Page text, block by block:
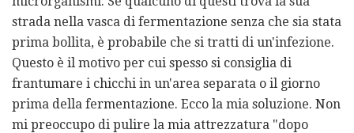
strada nella vasca di fermentazione senza che sia stata
prima bollita, è probabile che si tratti di un'infezione.
Questo è il motivo per cui spesso si consiglia di
frantumare i chicchi in un'area separata o il giorno
prima della fermentazione. Ecco la mia soluzione. Non
mi preoccupo di pulire la mia attrezzatura "dopo